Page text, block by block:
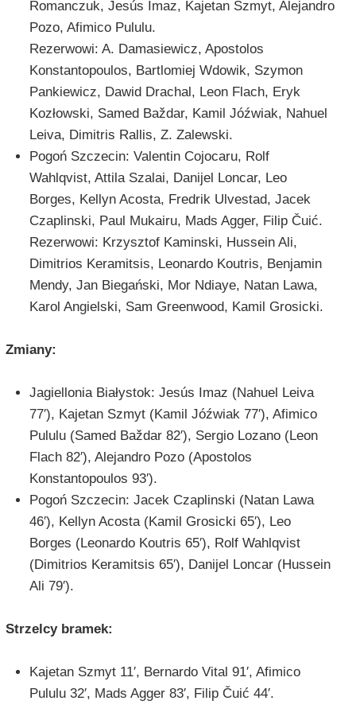
Romanczuk, Jesús Imaz, Kajetan Szmyt, Alejandro
Pozo, Afimico Pululu.
Rezerwowi: A. Damasiewicz, Apostolos
Konstantopoulos, Bartlomiej Wdowik, Szymon
Pankiewicz, Dawid Drachal, Leon Flach, Eryk
Kozłowski, Samed Baždar, Kamil Jóźwiak, Nahuel
Leiva, Dimitris Rallis, Z. Zalewski.
Pogoń Szczecin: Valentin Cojocaru, Rolf
Wahlqvist, Attila Szalai, Danijel Loncar, Leo
Borges, Kellyn Acosta, Fredrik Ulvestad, Jacek
Czaplinski, Paul Mukairu, Mads Agger, Filip Čuić.
Rezerwowi: Krzysztof Kaminski, Hussein Ali,
Dimitrios Keramitsis, Leonardo Koutris, Benjamin
Mendy, Jan Biegański, Mor Ndiaye, Natan Lawa,
Karol Angielski, Sam Greenwood, Kamil Grosicki.
Zmiany:
Jagiellonia Białystok: Jesús Imaz (Nahuel Leiva
77′), Kajetan Szmyt (Kamil Jóźwiak 77′), Afimico
Pululu (Samed Baždar 82′), Sergio Lozano (Leon
Flach 82′), Alejandro Pozo (Apostolos
Konstantopoulos 93′).
Pogoń Szczecin: Jacek Czaplinski (Natan Lawa
46′), Kellyn Acosta (Kamil Grosicki 65′), Leo
Borges (Leonardo Koutris 65′), Rolf Wahlqvist
(Dimitrios Keramitsis 65′), Danijel Loncar (Hussein
Ali 79′).
Strzelcy bramek:
Kajetan Szmyt 11′, Bernardo Vital 91′, Afimico
Pululu 32′, Mads Agger 83′, Filip Čuić 44′.